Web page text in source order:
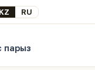
your language
KZ RU
парыз